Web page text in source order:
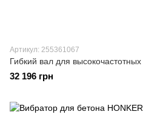
Артикул: 255361067
Гибкий вал для
32 196 грн